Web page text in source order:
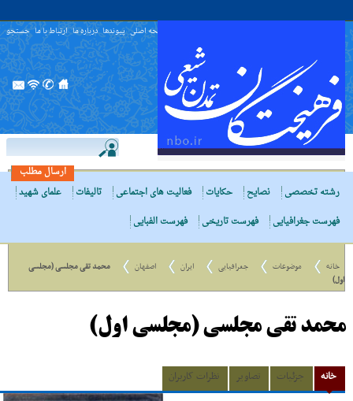
صفحه اصلی پیوندها درباره ما ارتباط با ما جستجو
ارسال مطلب
رشته تخصصی
نصایح حکایات فعالیت های اجتماعی تالیفات
علمای شهید
فهرست جغرافیایی
فهرست تاریخی فهرست الفبایی
خانه موضوعات جغرافیایی ایران اصفهان
محمد تقی مجلسی (مجلسی
اول)
محمد تقی مجلسی (مجلسی اول)
خانه جزئیات تصاویر نظرات کاربران